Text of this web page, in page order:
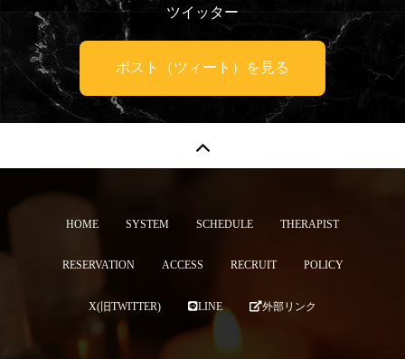
ツイッター
ポスト（ツィート）を見る
HOME SYSTEM SCHEDULE THERAPIST
RESERVATION ACCESS RECRUIT POLICY
X(旧TWITTER) LINE 外部リンク